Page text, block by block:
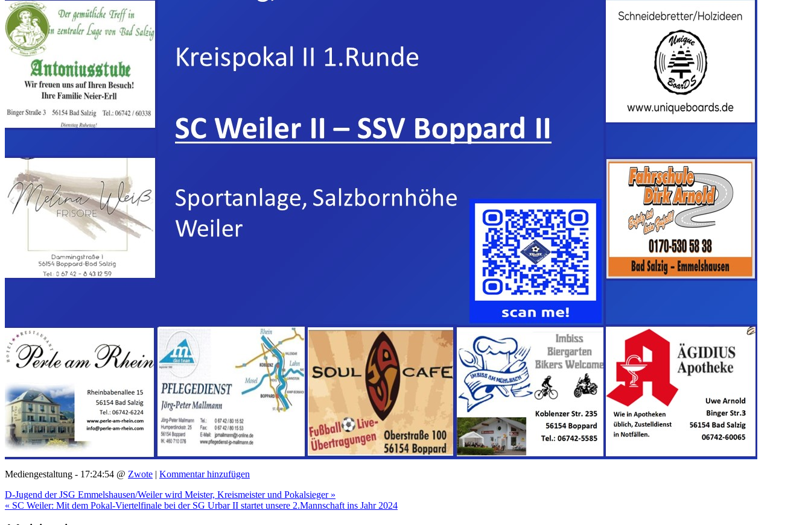
Mediengestaltung - 17:24:54 @ Zwote | Kommentar hinzufügen
D-Jugend der JSG Emmelshausen/Weiler wird Meister, Kreismeister und Pokalsieger »
« SC Weiler: Mit dem Pokal-Viertelfinale bei der SG Urbar II startet unsere 2.Mannschaft ins Jahr 2024